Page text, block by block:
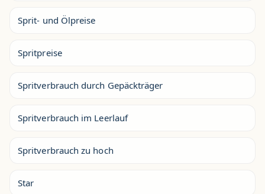
Sprit- und Ölpreise
Spritpreise
Spritverbrauch durch Gepäckträger
Spritverbrauch im Leerlauf
Spritverbrauch zu hoch
Star